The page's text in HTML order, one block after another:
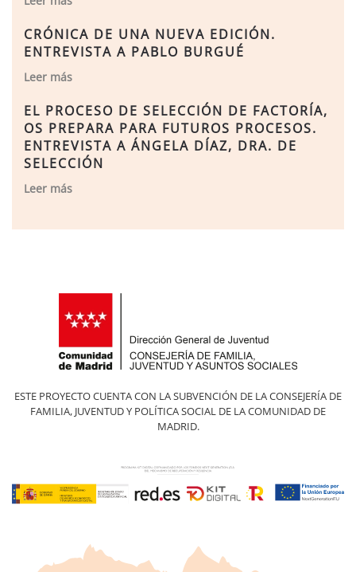
CRÓNICA DE UNA NUEVA EDICIÓN.
ENTREVISTA A PABLO BURGUÉ
Leer más
EL PROCESO DE SELECCIÓN DE FACTORÍA,
OS PREPARA PARA FUTUROS PROCESOS.
ENTREVISTA A ÁNGELA DÍAZ, DRA. DE
SELECCIÓN
Leer más
ESTE PROYECTO CUENTA CON LA SUBVENCIÓN DE LA CONSEJERÍA DE
FAMILIA, JUVENTUD Y POLÍTICA SOCIAL DE LA COMUNIDAD DE
MADRID.